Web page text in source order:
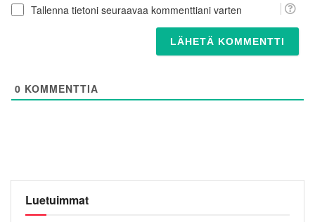
Tallenna tietoni seuraavaa kommenttiani varten
0 KOMMENTTIA
Luetuimmat